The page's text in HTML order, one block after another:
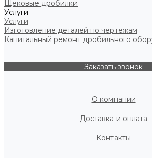
Щековые дробилки
Услуги
Услуги
Изготовление деталей по чертежам
Капитальный ремонт дробильного
Заказать звонок
О компании
Доставка и оплата
Контакты